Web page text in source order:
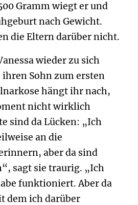
Gramm wiegt er und
nach Gewicht.
die Eltern darüber nicht.
wieder zu sich
Sohn zum ersten
hängt ihr nach,
nicht wirklich
sind da Lücken: „Ich
an die
aber da sind
sagt sie traurig. „Ich
funktioniert. Aber da
dem ich darüber